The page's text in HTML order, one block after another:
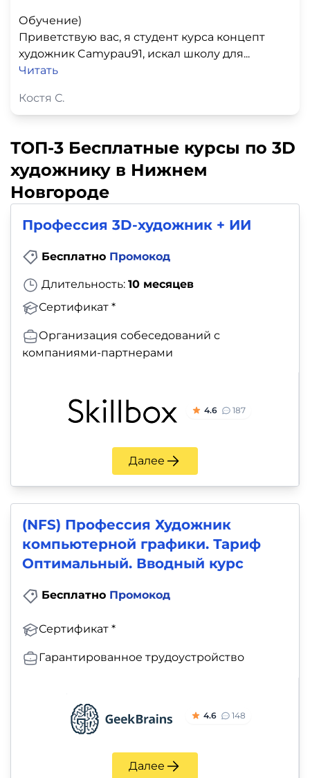
Обучение)
Приветствую вас, я студент курса концепт
художник Camypau91, искал школу для...
Читать
Костя С.
ТОП-3 Бесплатные курсы по 3D
художнику в Нижнем
Новгороде
Профессия 3D-художник + ИИ
Бесплатно Промокод
Длительность: 10 месяцев
Сертификат *
Организация собеседований с
компаниями-партнерами
4.6 187
Далее
(NFS) Профессия Художник
компьютерной графики. Тариф
Оптимальный. Вводный курс
Бесплатно Промокод
Сертификат *
Гарантированное трудоустройство
4.6 148
Далее